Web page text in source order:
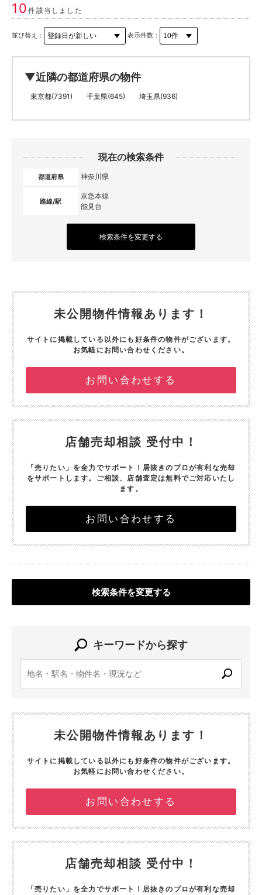
10件該当しました
並び替え： 表示件数：
▼近隣の都道府県の物件
東京都(7391) 千葉県(645) 埼玉県(936)
現在の検索条件
都道府県 神奈川県
路線/駅
京急本線
能見台
検索条件を変更する
未公開物件情報あります！
サイトに掲載している以外にも好条件の物件がございます。
お気軽にお問い合わせください。
お問い合わせする
店舗売却相談 受付中！
「売りたい」を全力でサポート！ 居抜きのプロが有利な売却
をサポートします。 ご相談、店舗査定は無料でご対応いたし
ます。
お問い合わせする
検索条件を変更する
キーワードから探す
未公開物件情報あります！
サイトに掲載している以外にも好条件の物件がございます。
お気軽にお問い合わせください。
お問い合わせする
店舗売却相談 受付中！
「売りたい」を全力でサポート！ 居抜きのプロが有利な売却